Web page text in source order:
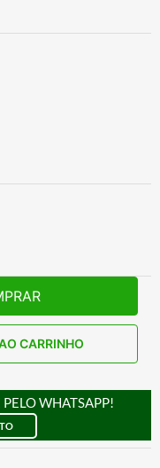
CARRINHO
WHATSAPP!